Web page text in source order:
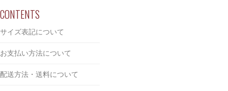
CONTENTS
サイズ表記について
お支払い方法について
配送方法・送料について